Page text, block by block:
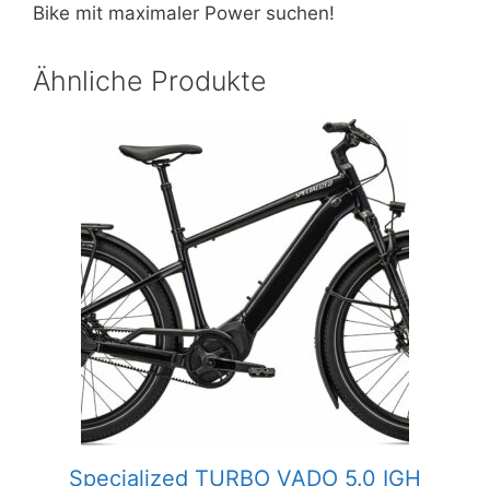
Bike mit maximaler Power suchen!
Ähnliche Produkte
Specialized TURBO VADO 5.0 IGH